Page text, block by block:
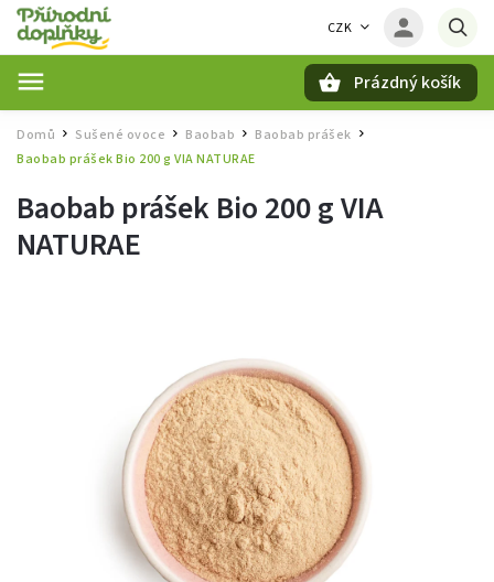
CZK
Prázdný košík
Domů / Sušené ovoce / Baobab / Baobab prášek
Baobab prášek Bio 200 g VIA NATURAE
Baobab prášek Bio 200 g VIA
NATURAE